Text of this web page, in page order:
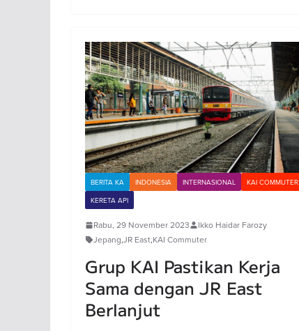
BERITA KA INDONESIA INTERNASIONAL
KAI COMMUTER
KERETA API
Rabu, 29 November 2023
Ikko Haidar Farozy
Jepang,JR East,KAI Commuter
Grup KAI Pastikan Kerja
Sama dengan JR East
Berlanjut